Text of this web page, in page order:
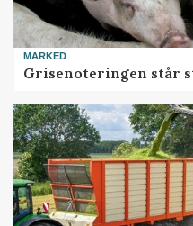
MARKED
Grisenoteringen står